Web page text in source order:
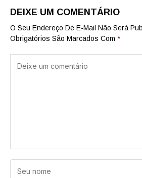
DEIXE UM COMENTÁRIO
O Seu Endereço De E-Mail Não Será
Obrigatórios São Marcados Com *